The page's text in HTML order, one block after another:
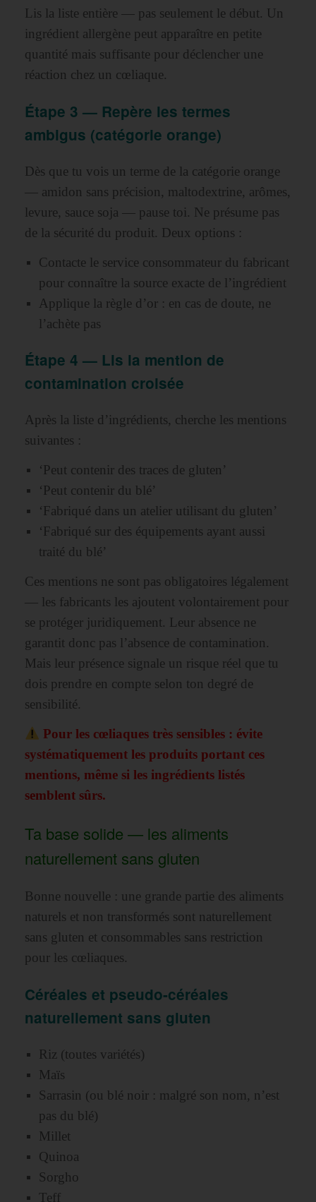
Lis la liste entière — pas seulement le début. Un
ingrédient allergène peut apparaître en petite
quantité mais suffisante pour déclencher une
réaction chez un cœliaque.
Étape 3 — Repère les termes
ambigus (catégorie orange)
Dès que tu vois un terme de la catégorie orange
— amidon sans précision, maltodextrine, arômes,
levure, sauce soja — pause toi. Ne présume pas
de la sécurité du produit. Deux options :
Contacte le service consommateur du fabricant
pour connaître la source exacte de l’ingrédient
Applique la règle d’or : en cas de doute, ne
l’achète pas
Étape 4 — Lis la mention de
contamination croisée
Après la liste d’ingrédients, cherche les mentions
suivantes :
‘Peut contenir des traces de gluten’
‘Peut contenir du blé’
‘Fabriqué dans un atelier utilisant du gluten’
‘Fabriqué sur des équipements ayant aussi
traité du blé’
Ces mentions ne sont pas obligatoires légalement
— les fabricants les ajoutent volontairement pour
se protéger juridiquement. Leur absence ne
garantit donc pas l’absence de contamination.
Mais leur présence signale un risque réel que tu
dois prendre en compte selon ton degré de
sensibilité.
Pour les cœliaques très sensibles : évite
systématiquement les produits portant ces
mentions, même si les ingrédients listés
semblent sûrs.
Ta base solide — les aliments
naturellement sans gluten
Bonne nouvelle : une grande partie des aliments
naturels et non transformés sont naturellement
sans gluten et consommables sans restriction
pour les cœliaques.
Céréales et pseudo-céréales
naturellement sans gluten
Riz (toutes variétés)
Maïs
Sarrasin (ou blé noir : malgré son nom, n’est
pas du blé)
Millet
Quinoa
Sorgho
Teff